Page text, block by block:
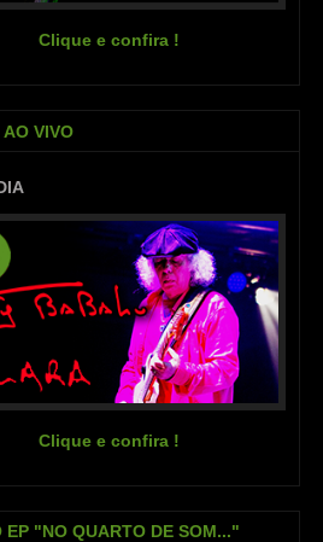
Clique e confira !
VIVO
Clique e confira !
EP "NO QUARTO DE SOM..."